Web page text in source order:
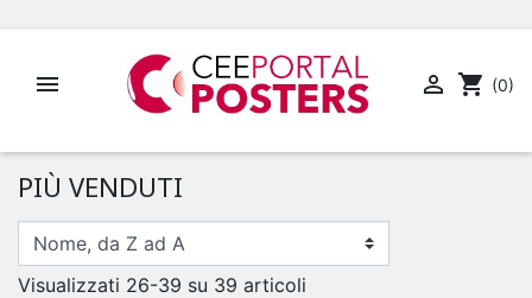
  shopping_cart (0)
PIÙ VENDUTI
Visualizzati 26-39 su 39 articoli